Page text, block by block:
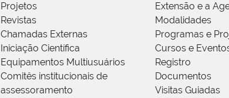
Projetos
Revistas
Chamadas Externas
Iniciação Científica
Equipamentos Multiusuários
Comitês institucionais de
assessoramento
Extensão e a
Modalidades
Programas e
Cursos e
Registro
Documentos
Visitas Guiadas